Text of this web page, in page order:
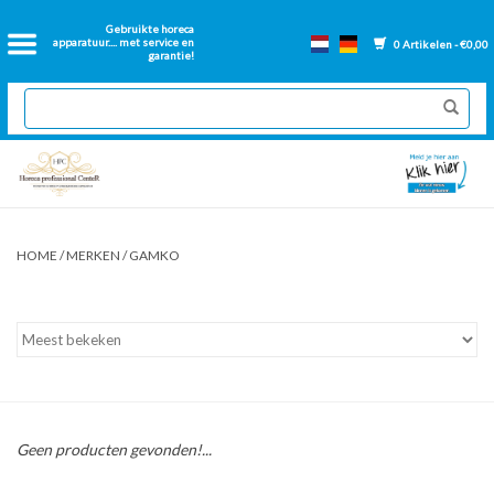
Gebruikte horeca
apparatuur.... met service en
garantie!
0 Artikelen - €0,00
Home
2dehands Horeca
Nieuwe apparatuur
Onderdelen bakwanden
Over ons
HOME /MERKEN /GAMKO
Geen producten gevonden!...